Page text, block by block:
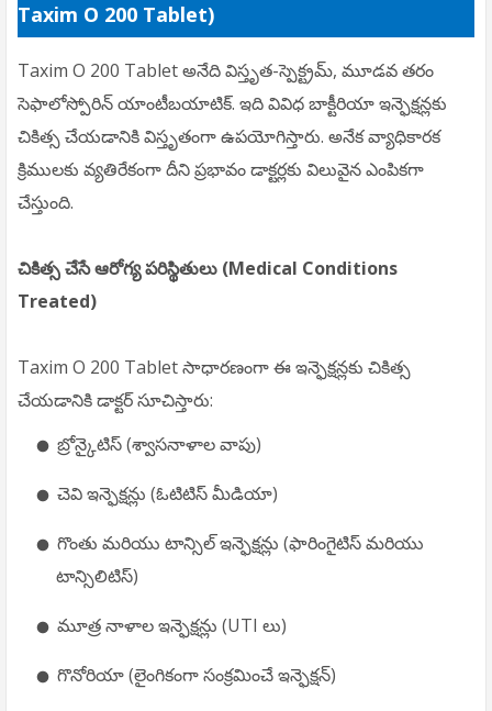
Taxim O 200 Tablet)
Taxim O 200 Tablet అనేది విస్తృత-స్పెక్ట్రమ్, మూడవ తరం
సెఫాలోస్పోరిన్ యాంటీబయాటిక్. ఇది వివిధ బాక్టీరియా ఇన్ఫెక్షన్లకు
చికిత్స చేయడానికి విస్తృతంగా ఉపయోగిస్తారు. అనేక వ్యాధికారక
క్రిములకు వ్యతిరేకంగా దీని ప్రభావం డాక్టర్లకు విలువైన ఎంపికగా
చేస్తుంది.
చికిత్స చేసే ఆరోగ్య పరిస్థితులు (Medical Conditions
Treated)
Taxim O 200 Tablet సాధారణంగా ఈ ఇన్ఫెక్షన్లకు చికిత్స
చేయడానికి డాక్టర్ సూచిస్తారు:
బ్రోన్కైటిస్ (శ్వాసనాళాల వాపు)
చెవి ఇన్ఫెక్షన్లు (ఓటిటిస్ మీడియా)
గొంతు మరియు టాన్సిల్ ఇన్ఫెక్షన్లు (ఫారింగైటిస్ మరియు
టాన్సిలిటిస్)
మూత్ర నాళాల ఇన్ఫెక్షన్లు (UTI లు)
గొనోరియా (లైంగికంగా సంక్రమించే ఇన్ఫెక్షన్)